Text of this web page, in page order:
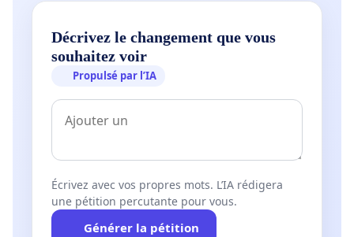
Décrivez le changement que vous
souhaitez voir
Propulsé par l’IA
Écrivez avec vos propres mots. L’IA rédigera
une pétition percutante pour vous.
Générer la pétition